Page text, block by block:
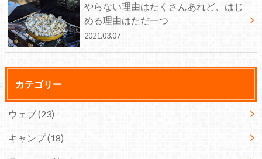
やらない理由はたくさんあれど、はじ
める理由はただ一つ
2021.03.07
カテゴリー
ウェブ(23)
キャンプ(18)